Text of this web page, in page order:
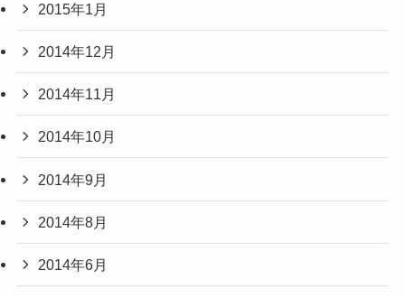
2015年1月
2014年12月
2014年11月
2014年10月
2014年9月
2014年8月
2014年6月